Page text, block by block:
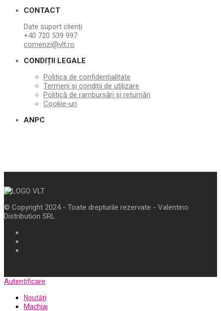
CONTACT
Date suport clienți
+40 720 539 997
comenzi@vlt.ro
CONDIȚII LEGALE
Politica de confidențialitate
Termeni și condiții de utilizare
Politică de rambursări și returnări
Cookie-uri
ANPC
© Copyright 2024 - Toate drepturile rezervate - Valentino
Distribution SRL
Autentificare
Noutăți
Machiaj